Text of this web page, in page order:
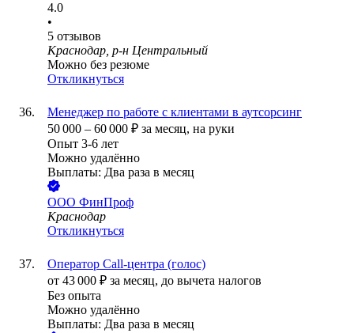
4.0
•
5 отзывов
Краснодар, р-н Центральный
Можно без резюме
Откликнуться
Менеджер по работе с клиентами в аутсорсинг
50 000 – 60 000 ₽ за месяц, на руки
Опыт 3-6 лет
Можно удалённо
Выплаты: Два раза в месяц
ООО ФинПроф
Краснодар
Откликнуться
Оператор Call-центра (голос)
от 43 000 ₽ за месяц, до вычета налогов
Без опыта
Можно удалённо
Выплаты: Два раза в месяц